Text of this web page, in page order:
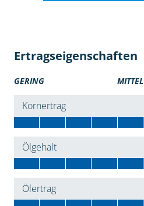
Ertragseigenschaften
GERING MITTEL
Kornertrag
Ölgehalt
Ölertrag